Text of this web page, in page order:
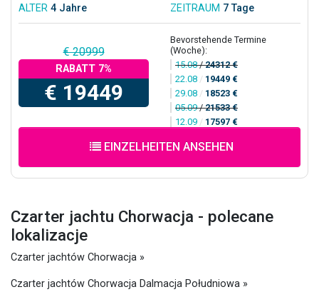
ALTER 4 Jahre ZEITRAUM 7 Tage
€ 20999
RABATT 7%
€ 19449
Bevorstehende Termine
(Woche):
15.08/24312 €
22.08 / 19449 €
29.08 / 18523 €
05.09/21533 €
12.09 / 17597 €
EINZELHEITEN ANSEHEN
Czarter jachtu Chorwacja - polecane
lokalizacje
Czarter jachtów Chorwacja »
Czarter jachtów Chorwacja Dalmacja Południowa »